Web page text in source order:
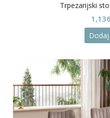
Trpezarijski